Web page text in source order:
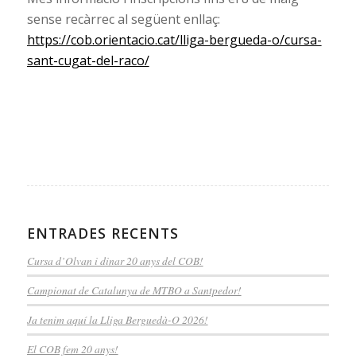
sense recàrrec al següent enllaç:
https://cob.orientacio.cat/lliga-bergueda-o/cursa-
sant-cugat-del-raco/
ENTRADES RECENTS
Cursa d’Olvan i dinar 20 anys del COB!
Campionat de Catalunya de MTBO a Santpedor!
Ja tenim aquí la Lliga Berguedà-O 2026!
El COB fem 20 anys!